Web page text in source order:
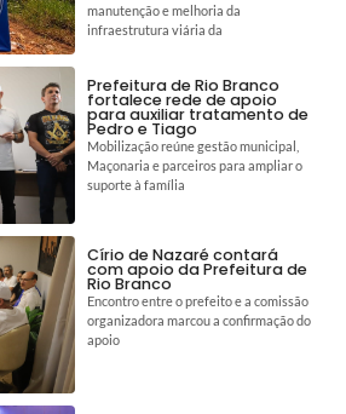
manutenção e melhoria da
infraestrutura viária da
Prefeitura de Rio Branco
fortalece rede de apoio
para auxiliar tratamento de
Pedro e Tiago
Mobilização reúne gestão municipal,
Maçonaria e parceiros para ampliar o
suporte à família
Círio de Nazaré contará
com apoio da Prefeitura de
Rio Branco
Encontro entre o prefeito e a comissão
organizadora marcou a confirmação do
apoio